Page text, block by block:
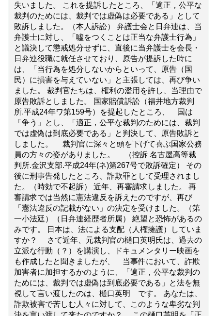
失いました。 これを提訴したところ、「適正，公平な
裁判のためには、裁判では虚偽は必要である」として
敗訴しました。（本人訴訟） 弁護士会と日弁連は、当
弁護士に対し、「噓をつくことは正当な弁護士行為」
と議決して懲戒処分せずに、直後に当弁護士を会長・
日弁連役職に就任させており、原告が提訴した時に
は、「当行為を処分しないからといって、原告（国
民）に損害を与えていない」と主張しては、再び争い
ました。 裁判官たちは、権利の濫用を許し、当理由で
原告敗訴としました。 国家賠償訴訟（福井地方裁判
所.平成24年ワ第159号）を提起したところ、 国は
「争う」とし、「適正，公平な裁判のためには、裁判
では虚偽は到底必要である」と判決して、原告敗訴と
しました。 裁判官に深々と頭を下げて喜ぶ国家公務
員の方々の姿がありました。 （控訴 名古屋高等裁
判所.金沢支部.平成24年(ネ)第267号で敗訴確定） その
後に刑事告発したところ、詐欺罪として受理されまし
た。（時効で不起訴） 近年、再審請求しました。 再
審請求では当然に憲法違反を訴えたのですが、再び
「憲法違反の記載がない」の決定を受けました。（第
一小法廷）（日弁連経歴者所属） 絶望と恐怖があるの
みです。 日本は、法による支配（人権擁護）していま
すか？ さて近年、元裁判官の樋口英明氏は、過去の
立派な行動（？）を講演し、ドキュメンタリー映画を
も作成したと聞きましたが、 当事件において、詐欺
加害者に加担するかのように、「適正，公平な裁判の
ためには、裁判では虚偽は到底必要である」と法を無
視して言い渡したのは、樋口英明 です。 あなたは、
詐欺被害で苦しむ人々に対して、このような卑劣な判